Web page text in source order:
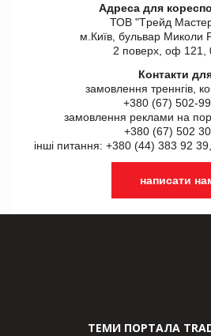
Адреса для
ТОВ "Tрейд
м.Київ, бульвар Миколи
2 поверх, оф 121,
Контакти
замовлення треннгів,
+380 (67) 502-
замовлення реклами на
+380 (67) 502 30
інші питання: +380 (44) 383 92
написати
ТЕМИ ПОРТАЛА